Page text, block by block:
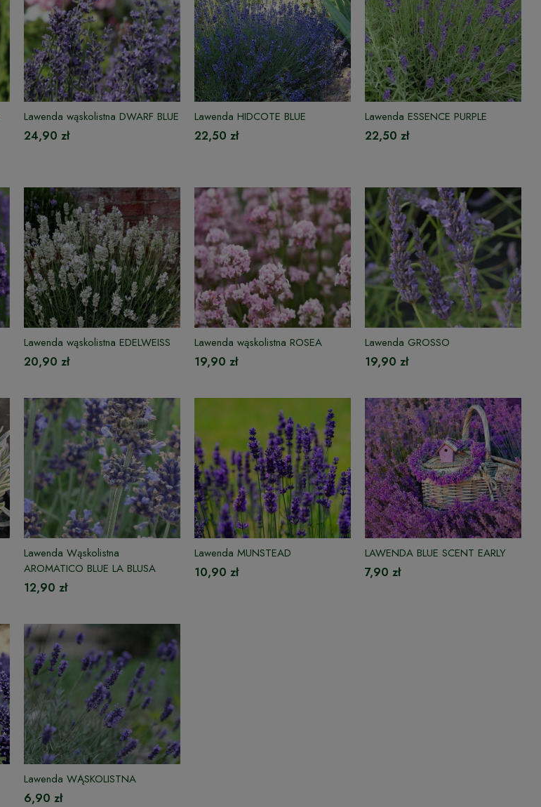
Lawenda wąskolistna DWARF BLUE
24,90 zł
Lawenda HIDCOTE BLUE
22,50 zł
Lawenda ESSENCE PURPLE
22,50 zł
Lawenda wąskolistna EDELWEISS
20,90 zł
Lawenda wąskolistna ROSEA
19,90 zł
Lawenda GROSSO
19,90 zł
Lawenda Wąskolistna
AROMATICO BLUE LA BLUSA
12,90 zł
Lawenda MUNSTEAD
10,90 zł
LAWENDA BLUE SCENT EARLY
7,90 zł
Lawenda WĄSKOLISTNA
6,90 zł